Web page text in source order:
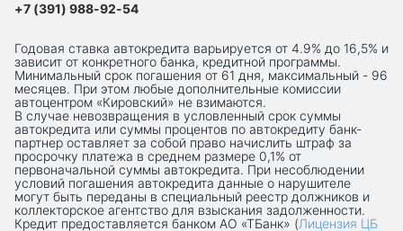
+7 (391) 988-92-54
Годовая ставка автокредита варьируется от 4.9% до 16,5% и
зависит от конкретного банка, кредитной программы.
Минимальный срок погашения от 61 дня, максимальный - 96
месяцев. При этом любые дополнительные комиссии
автоцентром «Кировский» не взимаются.
В случае невозвращения в условленный срок суммы
автокредита или суммы процентов по автокредиту банк-
партнер оставляет за собой право начислить штраф за
просрочку платежа в среднем размере 0,1% от
первоначальной суммы автокредита. При несоблюдении
условий погашения автокредита данные о нарушителе
могут быть переданы в специальный реестр должников и
коллекторское агентство для взыскания задолженности.
Кредит предоставляется банком АО «ТБанк» (Лицензия ЦБ